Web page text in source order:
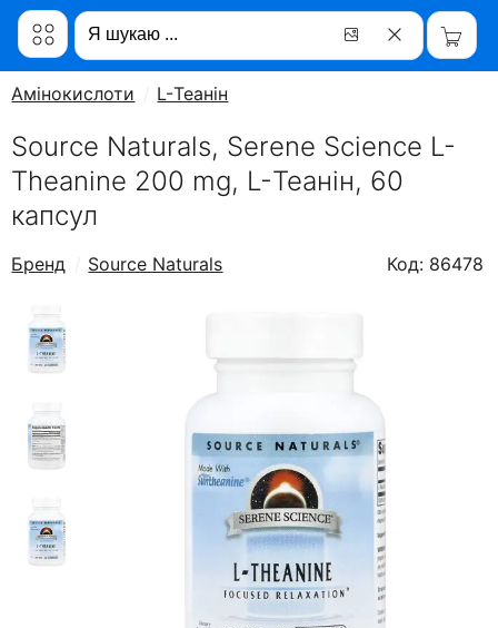
Амінокислоти L-Теанін
Source Naturals, Serene Science L-
Theanine 200 mg, L-Теанін, 60
капсул
Бренд Source Naturals Код: 86478